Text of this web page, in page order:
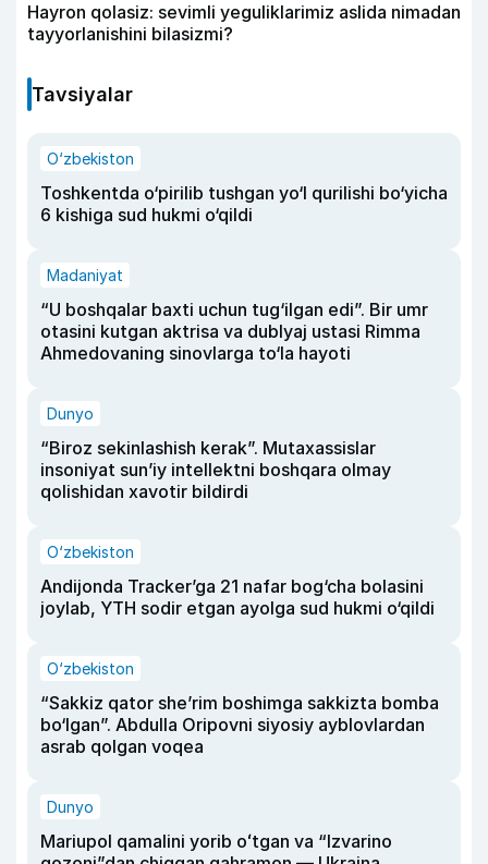
Hayron qolasiz: sevimli yeguliklarimiz aslida nimadan
tayyorlanishini bilasizmi?
Tavsiyalar
O‘zbekiston
Toshkentda o‘pirilib tushgan yo‘l qurilishi bo‘yicha
6 kishiga sud hukmi o‘qildi
Madaniyat
“U boshqalar baxti uchun tug‘ilgan edi”. Bir umr
otasini kutgan aktrisa va dublyaj ustasi Rimma
Ahmedovaning sinovlarga to‘la hayoti
Dunyo
“Biroz sekinlashish kerak”. Mutaxassislar
insoniyat sun’iy intellektni boshqara olmay
qolishidan xavotir bildirdi
O‘zbekiston
Andijonda Tracker’ga 21 nafar bog‘cha bolasini
joylab, YTH sodir etgan ayolga sud hukmi o‘qildi
O‘zbekiston
“Sakkiz qator she’rim boshimga sakkizta bomba
bo‘lgan”. Abdulla Oripovni siyosiy ayblovlardan
asrab qolgan voqea
Dunyo
Mariupol qamalini yorib oʻtgan va “Izvarino